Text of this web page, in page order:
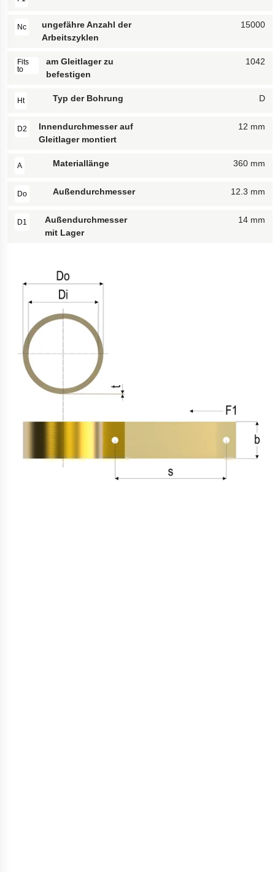
Nc
ungefähre Anzahl der
Arbeitszyklen
15000
Fits
to
am Gleitlager zu
befestigen
1042
Ht Typ der Bohrung D
D2
Innendurchmesser auf
Gleitlager montiert
12 mm
A Materiallänge 360 mm
Do Außendurchmesser 12.3 mm
D1
Außendurchmesser
mit Lager
14 mm